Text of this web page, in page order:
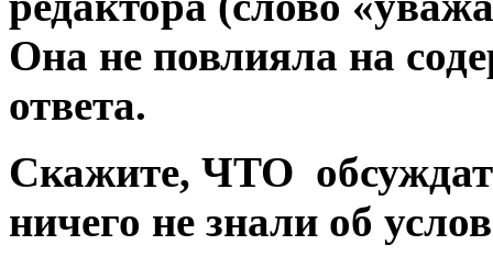
Она не повлияла на
ответа.
Скажите, ЧТО
ничего не знали об